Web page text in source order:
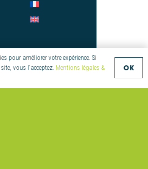
CONTACT
+33 (0)2 97 55 08
70
pour améliorer votre expérience. Si
vous l'acceptez. Mentions légales &
OK